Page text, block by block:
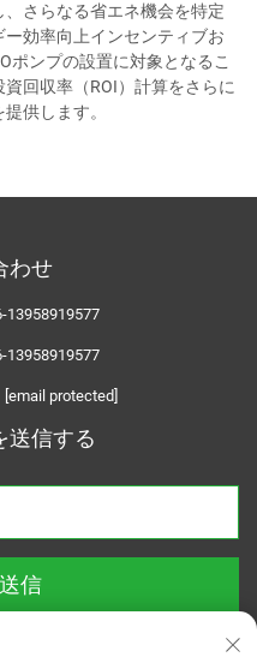
さらなる省エネ機会を特定
効率向上インセンティブお
ポンプの設置に対象となるこ
回収率（ROI）計算をさらに
供します。
わせ
13958919577
13958919577
[email protected]
送信する
信